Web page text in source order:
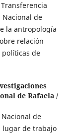
Nacional de
la antropología
relación
políticas de
de Rafaela /
de
lugar de trabajo